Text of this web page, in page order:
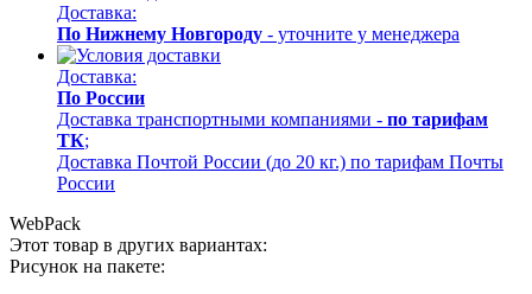
Доставка:
По Нижнему Новгороду - уточните у менеджера
Доставка:
По России
Доставка транспортными компаниями - по тарифам
ТК;
Доставка Почтой России (до 20 кг.) по тарифам Почты
России
WebPack
Этот товар в других вариантах:
Рисунок на пакете: